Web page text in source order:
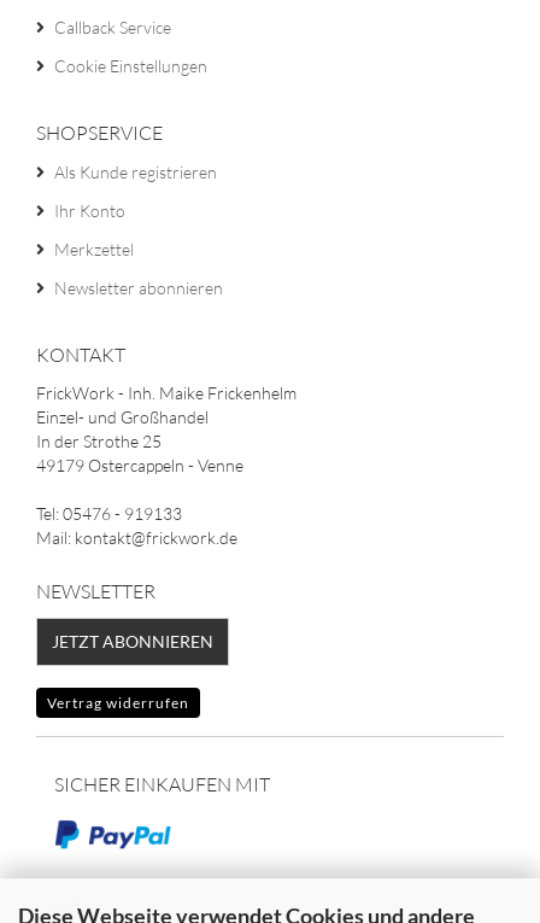
Diese Webseite verwendet Cookies und andere
Callback Service
Cookie Einstellungen
SHOPSERVICE
Als Kunde registrieren
Ihr Konto
Merkzettel
Newsletter abonnieren
KONTAKT
FrickWork - Inh. Maike Frickenhelm
Einzel- und Großhandel
In der Strothe 25
49179 Ostercappeln - Venne
Tel: 05476 - 919133
Mail: kontakt@frickwork.de
NEWSLETTER
JETZT ABONNIEREN
Vertrag widerrufen
SICHER EINKAUFEN MIT
oder